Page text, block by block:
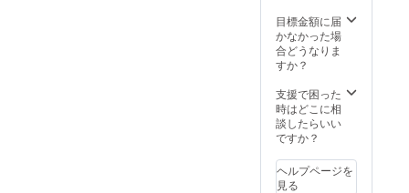
目標金額に届
かなかった場
合どうなりま
すか？
支援で困った
時はどこに相
談したらいい
ですか？
ヘルプページを
見る